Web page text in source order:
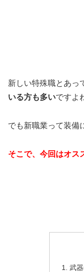
新しい特殊職とあっ
いる方も多いですよ
でも新職業って装備
そこで、今回はオス
武